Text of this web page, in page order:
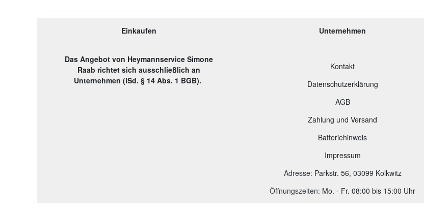
Einkaufen
Das Angebot von Heymannservice Simone
Raab richtet sich ausschließlich an
Unternehmen (iSd. § 14 Abs. 1 BGB).
Unternehmen
Kontakt
Datenschutzerklärung
AGB
Zahlung und Versand
Batteriehinweis
Impressum
Adresse: Parkstr. 56, 03099 Kolkwitz
Öffnungszeiten: Mo. - Fr. 08:00 bis 15:00 Uhr